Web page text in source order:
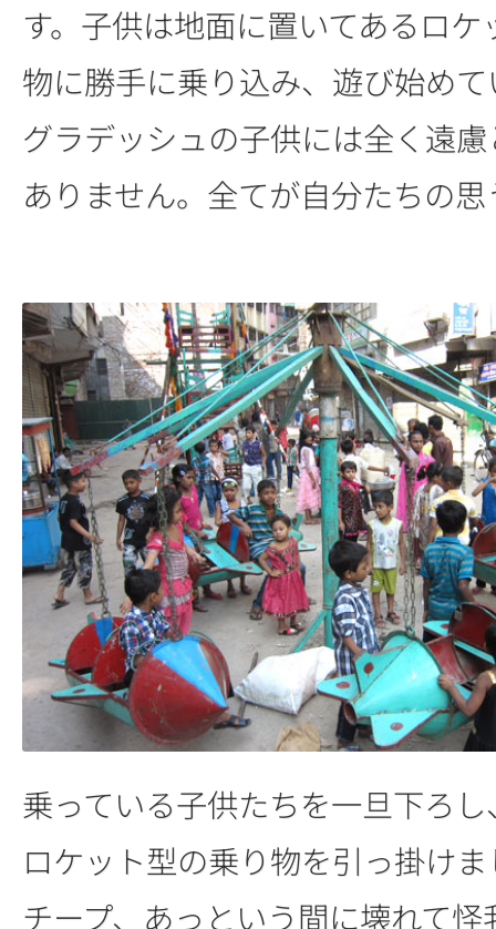
す。子供は地面に置いてあるロ
物に勝手に乗り込み、遊び始め
グラデッシュの子供には全く遠
ありません。全てが自分たちの
乗っている子供たちを一旦下ろ
ロケット型の乗り物を引っ掛け
チープ、あっという間に壊れて